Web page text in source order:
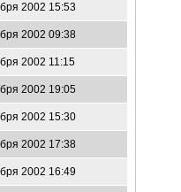
2002 15:53
2002 09:38
2002 11:15
2002 19:05
2002 15:30
2002 17:38
2002 16:49